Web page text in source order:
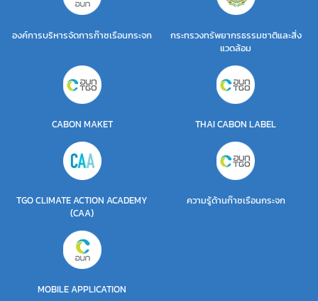
องค์การบริหารจัดการก๊าซเรือนกระจก
กระทรวงทรัพยากรธรรมชาติและสิ่ง
แวดล้อม
CABON MAKET THAI CABON LABEL
TGO CLIMATE ACTION ACADEMY
(CAA)
ความรู้ด้านก๊าซเรือนกระจก
MOBILE APPLICATION